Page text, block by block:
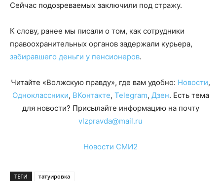
Сейчас подозреваемых заключили под стражу.
К слову, ранее мы писали о том, как сотрудники
правоохранительных органов задержали курьера,
забиравшего деньги у пенсионеров.
Читайте «Волжскую правду», где вам удобно: Новости,
Одноклассники, ВКонтакте, Telegram, Дзен. Есть тема
для новости? Присылайте информацию на почту
vlzpravda@mail.ru
Новости СМИ2
ТЕГИ татуировка